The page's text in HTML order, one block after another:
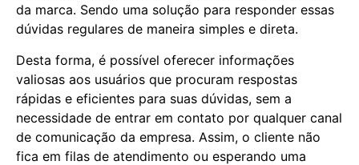
da marca. Sendo uma solução para responder essas
dúvidas regulares de maneira simples e direta.
Desta forma, é possível oferecer informações
valiosas aos usuários que procuram respostas
rápidas e eficientes para suas dúvidas, sem a
necessidade de entrar em contato por qualquer canal
de comunicação da empresa. Assim, o cliente não
fica em filas de atendimento ou esperando uma